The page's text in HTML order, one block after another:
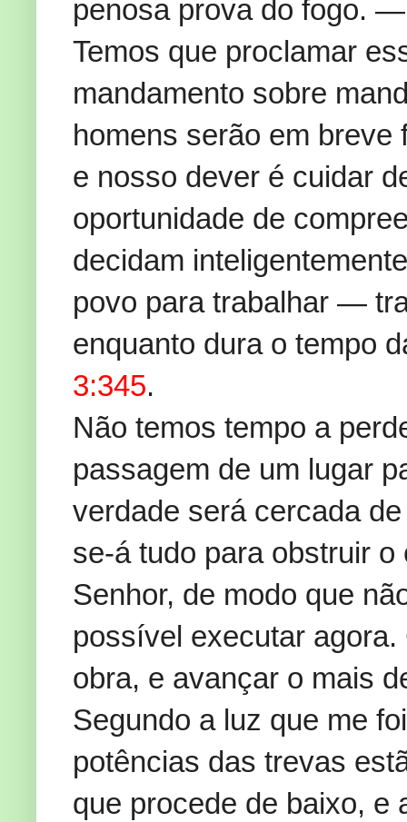
penosa prova do fogo.
Temos que proclamar
mandamento sobre
homens serão em
e nosso dever é cuidar
oportunidade de
decidam
povo para trabalhar —
enquanto dura o tempo
3:345.
Não temos tempo a
passagem de um lugar
verdade será cercada
se-á tudo para obstruir
Senhor, de modo que
possível executar
obra, e avançar o mais
Segundo a luz que me
potências das trevas
que procede de baixo, e